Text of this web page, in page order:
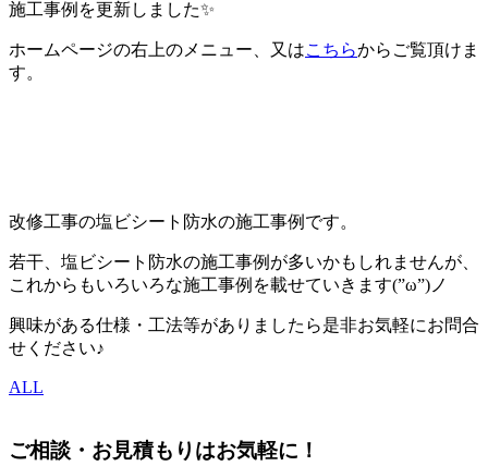
施工事例を更新しました✨
ホームページの右上のメニュー、又はこちらからご覧頂けま
す。
改修工事の塩ビシート防水の施工事例です。
若干、塩ビシート防水の施工事例が多いかもしれませんが、
これからもいろいろな施工事例を載せていきます(”ω”)ノ
興味がある仕様・工法等がありましたら是非お気軽にお問合
せください♪
ALL
ご相談・お見積もりはお気軽に！